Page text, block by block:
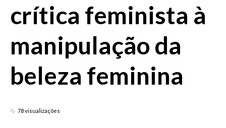
crítica feminista à
manipulação da
beleza feminina
78 visualizações